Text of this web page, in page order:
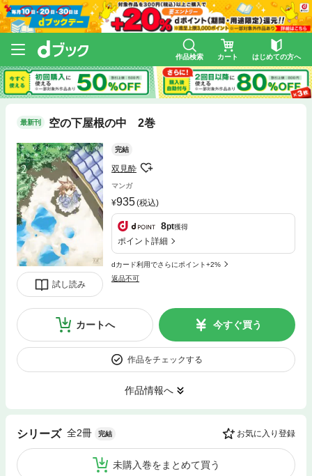
作品検索 カート はじめての方へ
最新刊 空の下屋根の中 2巻
試し読み
完結
双見酔
マンガ
935(税込)
8pt獲得
ポイント詳細
dカード利用でさらにポイント+2%
返品不可
カートへ 今すぐ買う
作品をチェックする
作品情報へ
シリーズ 全2冊 完結 お気に入り登録
未購入巻をまとめて買う